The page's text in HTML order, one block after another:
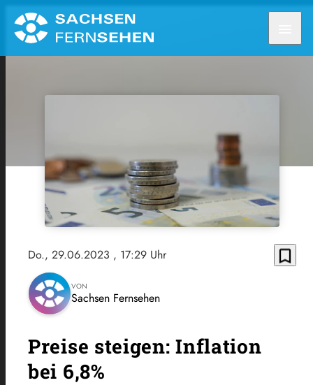
Do., 29.06.2023 , 17:29 Uhr bookmark_border
VON
Sachsen Fernsehen
Preise steigen: Inflation
bei 6,8%